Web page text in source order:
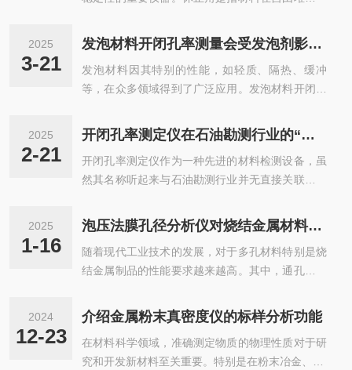
精确捕捉微米级的体积变化，测试精度达到小数点
用：1.品位快速筛查：不同金属含量的矿粉...
测得休止角为30度时，这一结果具有重要的物理意
义和实际应用价值。休止角是衡量材料堆积稳定性
的重要参数。休止角越小，说明材料的堆积越稳
定，颗粒之间的摩擦力越大；休止角越大，说明材
止角为30度时，意味着材料在自由堆积状态下具有
过程中不易发生坍塌或滑动。实际应用中的...
2025
3-21
发泡材料开闭孔率测量会受发泡剂影响吗？
发泡材料因其特别的性能，如轻质、隔热、缓冲
等，在众多领域得到了广泛应用。发泡材料开闭孔
响着材料的物理性能和使用效果。而发泡剂作为发
泡材料制备过程中的关键添加剂，对发泡材料的结
构和性能有着重要影响，那么它是否会影响发泡材
料的开闭孔率测量呢？发泡剂是一类能在特定条件
质。不同类型的发泡剂，其化学组成、分解温度、
泡材料的泡孔结构，包括泡孔大小、泡孔密度以...
2025
2-21
开闭孔率测定仪在石油勘测行业的“妙用”
开闭孔率测定仪作为一种先进的材料检测设备，虽
然其名称听起来与石油勘测行业并无直接关联，但
通过精确测量岩石的开闭孔率，这款仪器为石油勘
测提供了宝贵的数据支持，助力石油勘探工作更加
高效、精准地进行。在石油勘测过程中，了解地下
岩石的孔隙结构至关重要。开闭孔率测定仪能够准
石的渗透性和储油能力。这对于确定石油富集区、
统上，石油勘测行业依赖经验公式和间接方法...
2025
1-16
泡压法膜孔径分析仪对烧结金属材料的通孔孔径测试
随着现代工业技术的发展，对于多孔材料特别是烧
结金属制品的性能要求越来越高。其中，通孔孔径
了广泛关注。传统的测量方法往往存在操作复杂、
耗时长等问题，而泡压法因其简便快捷的特点逐渐
成为主流选择之一。本文旨在探讨泡压法膜孔径分
析仪如何应用于烧结金属材料的通孔孔径测试，并
2024
12-23
介绍金属粉末真密度仪的标样分析功能
在材料科学领域，准确测定物质的物理性质对于研
究和开发新材料至关重要。特别是在粉末冶金、3D